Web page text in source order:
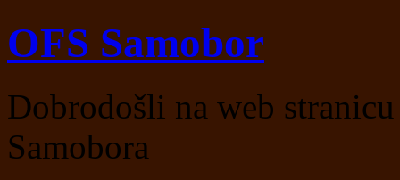
OFS Samobor
Dobrodošli na web
Samobora